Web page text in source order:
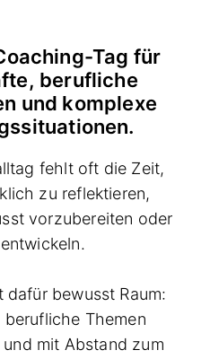
Tag für
berufliche
und komplexe
fehlt oft die Zeit,
zu reflektieren,
vorzubereiten oder
bewusst Raum:
berufliche Themen
mit Abstand zum